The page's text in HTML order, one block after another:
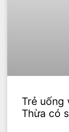
Trẻ uống
Thừa có